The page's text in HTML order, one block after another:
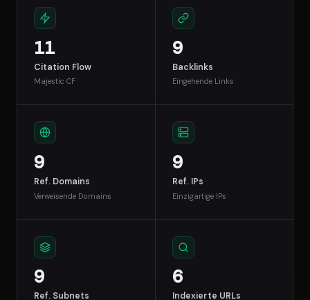
11
Citation Flow
Majestic CF
9
Backlinks
Eingehende Links
9
Ref. Domains
Verweisende Domains
9
Ref. IPs
Einzigartige IPs
9
Ref. Subnets
6
Indexierte URLs